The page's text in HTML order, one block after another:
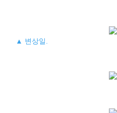
▲ 변상일.